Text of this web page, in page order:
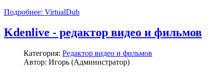
Подробнее: VirtualDub
Kdenlive - редактор видео и фильмов
Категория: Редактор видео и фильмов
Автор: Игорь (Администратор)